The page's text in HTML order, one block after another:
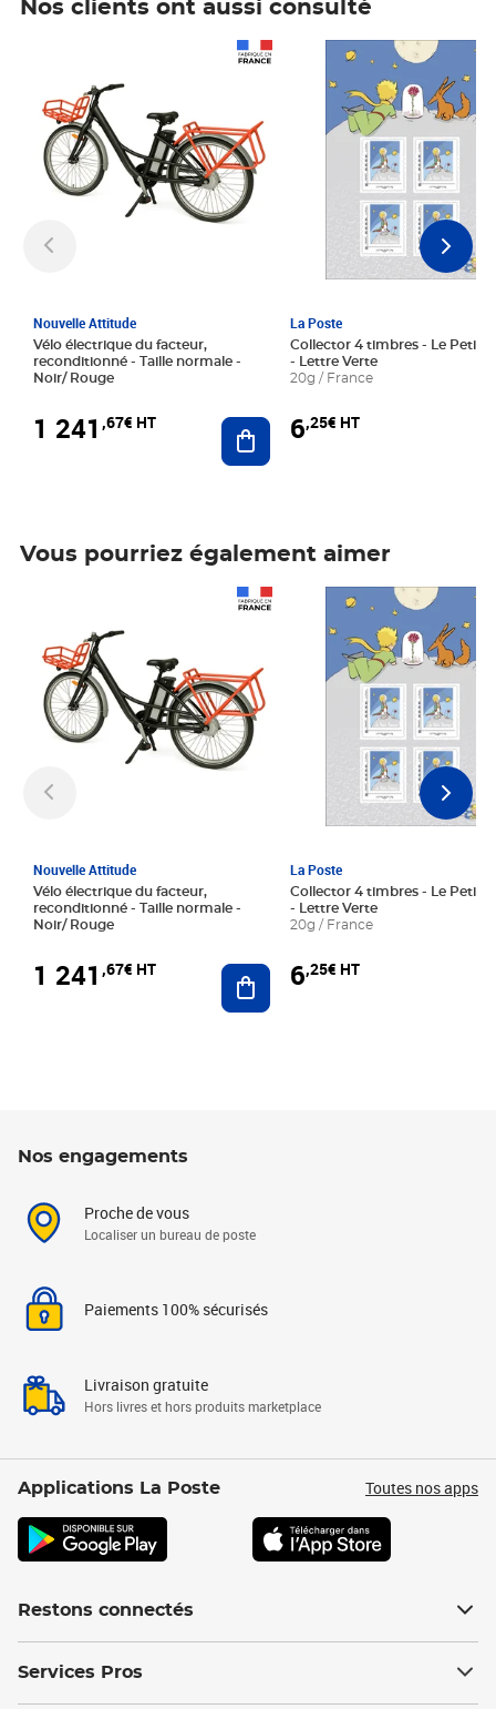
Nos clients ont aussi consulté
Nouvelle Attitude
Vélo électrique du facteur,
reconditionné - Taille normale -
Noir/ Rouge
1 241 ,67€ HT Ajouter au panier
La Poste
Collector 4 timbres - Le Petit
- Lettre Verte
20g / France
6,25€ HT
Prix 6,25€ HT
Vous pourriez également aimer
Nouvelle Attitude
Vélo électrique du facteur,
reconditionné - Taille normale -
Noir/ Rouge
1 241 ,67€ HT Ajouter au panier
La Poste
Collector 4 timbres - Le Petit
- Lettre Verte
20g / France
6,25€ HT
Prix 6,25€ HT
Nos engagements
Proche de vous
Localiser un bureau de poste
Paiements 100% sécurisés
Livraison gratuite
Hors livres et hors produits marketplace
Applications La Poste Toutes nos apps
Restons connectés
Services Pros